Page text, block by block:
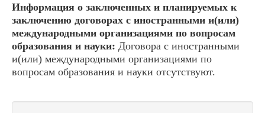
Информация о заключенных и планируемых к
заключению договорах с иностранными и(или)
международными организациями по вопросам
образования и науки: Договора с иностранными
и(или) международными организациями по
вопросам образования и науки отсутствуют.